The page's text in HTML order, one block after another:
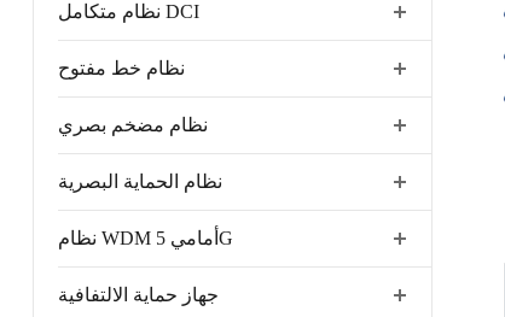
نظام متكامل DCI
نظام خط مفتوح
نظام مضخم بصري
نظام الحماية البصرية
نظام WDM أمامي 5G
جهاز حماية الالتفافية